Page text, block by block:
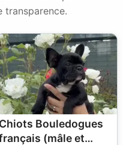
transparence.
Chiots Bouledogues
(mâle et